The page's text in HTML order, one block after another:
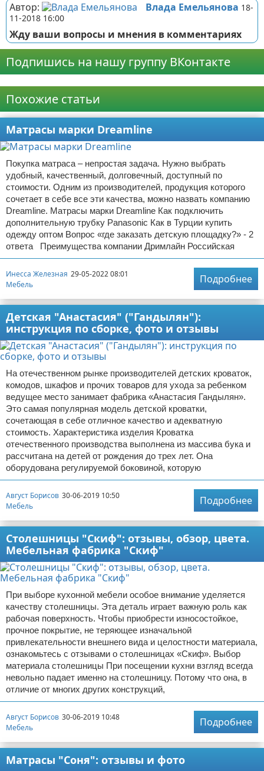
Автор: Влада Емельянова 18-
11-2018 16:00
Жду ваши вопросы и мнения в комментариях
Подпишись на нашу группу ВКонтакте
Похожие статьи
Матрасы марки Dreamline
Покупка матраса – непростая задача. Нужно выбрать
удобный, качественный, долговечный, доступный по
стоимости. Одним из производителей, продукция которого
сочетает в себе все эти качества, можно назвать компанию
Dreamline. Матрасы марки Dreamline Как подключить
дополнительную трубку Panasonic Как в Турции купить
одежду оптом Вопрос «где заказать детскую площадку?» - 2
ответа Преимущества компании Дримлайн Российская
Инесса Железная 29-05-2022 08:01
Мебель
Подробнее
Детская "Анастасия" ("Гандылян"):
инструкция по сборке, фото и отзывы
На отечественном рынке производителей детских кроваток,
комодов, шкафов и прочих товаров для ухода за ребенком
ведущее место занимает фабрика «Анастасия Гандылян».
Это самая популярная модель детской кроватки,
сочетающая в себе отличное качество и адекватную
стоимость. Характеристика изделия Кроватка
отечественного производства выполнена из массива бука и
рассчитана на детей от рождения до трех лет. Она
оборудована регулируемой боковиной, которую
Август Борисов 30-06-2019 10:50
Мебель
Подробнее
Столешницы "Скиф": отзывы, обзор, цвета.
Мебельная фабрика "Скиф"
При выборе кухонной мебели особое внимание уделяется
качеству столешницы. Эта деталь играет важную роль как
рабочая поверхность. Чтобы приобрести износостойкое,
прочное покрытие, не теряющее изначальной
привлекательности внешнего вида и целостности материала,
ознакомьтесь с отзывами о столешницах «Скиф». Выбор
материала столешницы При посещении кухни взгляд всегда
невольно падает именно на столешницу. Потому что она, в
отличие от многих других конструкций,
Август Борисов 30-06-2019 10:48
Мебель
Подробнее
Матрасы "Соня": отзывы и фото